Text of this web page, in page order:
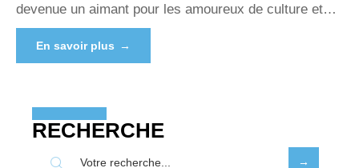
devenue un aimant pour les amoureux de culture et…
En savoir plus
RECHERCHE